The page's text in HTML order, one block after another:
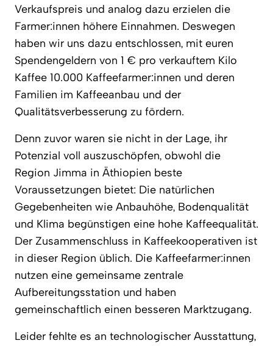
Verkaufspreis und analog dazu erzielen die
Farmer:innen höhere Einnahmen. Deswegen
haben wir uns dazu entschlossen, mit euren
Spendengeldern von 1 € pro verkauftem Kilo
Kaffee 10.000 Kaffeefarmer:innen und deren
Familien im Kaffeeanbau und der
Qualitätsverbesserung zu fördern.
Denn zuvor waren sie nicht in der Lage, ihr
Potenzial voll auszuschöpfen, obwohl die
Region Jimma in Äthiopien beste
Voraussetzungen bietet: Die natürlichen
Gegebenheiten wie Anbauhöhe, Bodenqualität
und Klima begünstigen eine hohe Kaffeequalität.
Der Zusammenschluss in Kaffeekooperativen ist
in dieser Region üblich. Die Kaffeefarmer:innen
nutzen eine gemeinsame zentrale
Aufbereitungsstation und haben
gemeinschaftlich einen besseren Marktzugang.
Leider fehlte es an technologischer Ausstattung,